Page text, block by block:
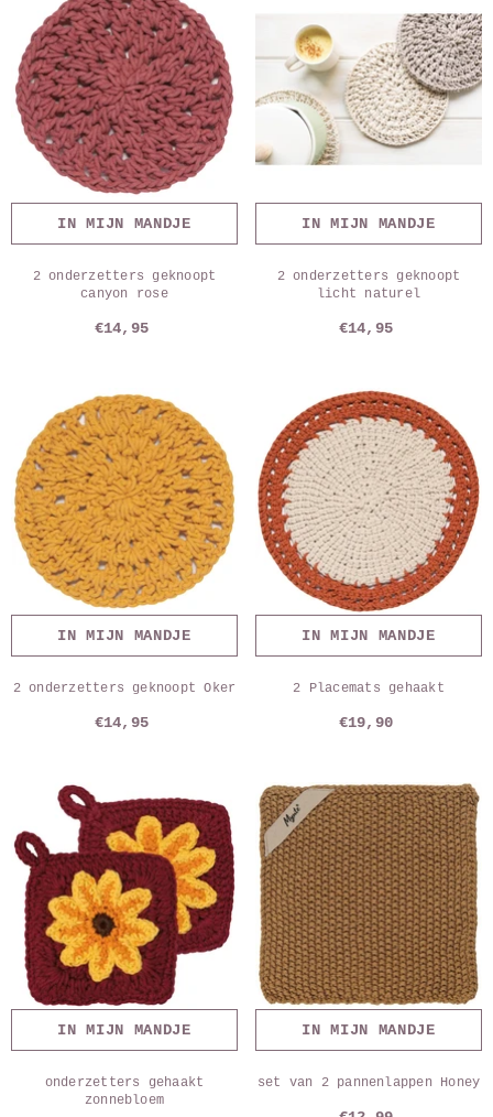
IN MIJN MANDJE
2 onderzetters geknoopt
canyon rose
€14,95
IN MIJN MANDJE
2 onderzetters geknoopt
licht naturel
€14,95
IN MIJN MANDJE
2 onderzetters geknoopt Oker
€14,95
IN MIJN MANDJE
2 Placemats gehaakt
€19,90
IN MIJN MANDJE
onderzetters gehaakt
zonnebloem
IN MIJN MANDJE
set van 2 pannenlappen Honey